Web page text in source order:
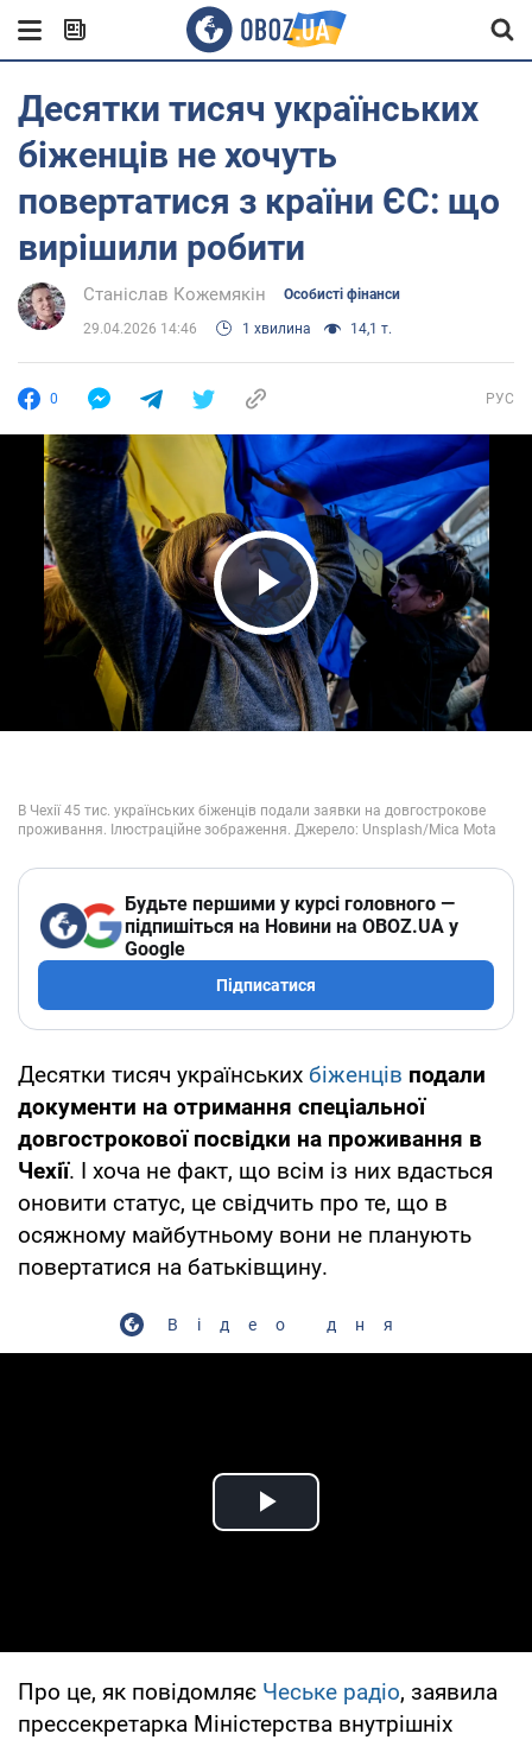
Десятки тисяч українських
біженців не хочуть
повертатися з країни ЄС: що
вирішили робити
Станіслав Кожемякін Особисті фінанси
29.04.2026 14:46 1 хвилина 14,1 т.
0 РУС
Play Video
Будьте першими у курсі головного —
підпишіться на Новини на OBOZ.UA у
Google
Підписатися
Десятки тисяч українських біженців подали
документи на отримання спеціальної
довгострокової посвідки на проживання в
Чехії. І хоча не факт, що всім із них вдасться
оновити статус, це свідчить про те, що в
осяжному майбутньому вони не планують
повертатися на батьківщину.
Відео дня
Play Video
Про це, як повідомляє Чеське радіо, заявила
прессекретарка Міністерства внутрішніх